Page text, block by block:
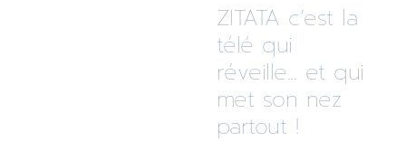
ZITATA c’est la
télé qui
réveille... et qui
met son nez
partout !